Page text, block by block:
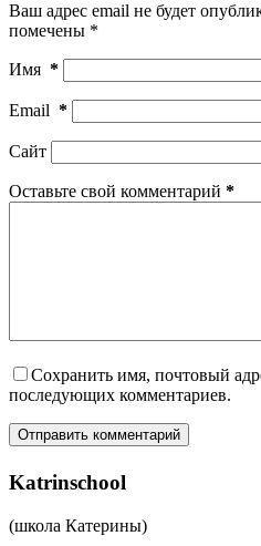
Ваш адрес email не будет
помечены *
Имя *
Email *
Сайт
Оставьте свой комментарий *
Сохранить имя, почтовый
последующих комментариев.
Отправить комментарий
Katrinschool
(школа Катерины)